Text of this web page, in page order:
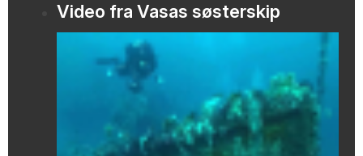
Video fra Vasas søsterskip